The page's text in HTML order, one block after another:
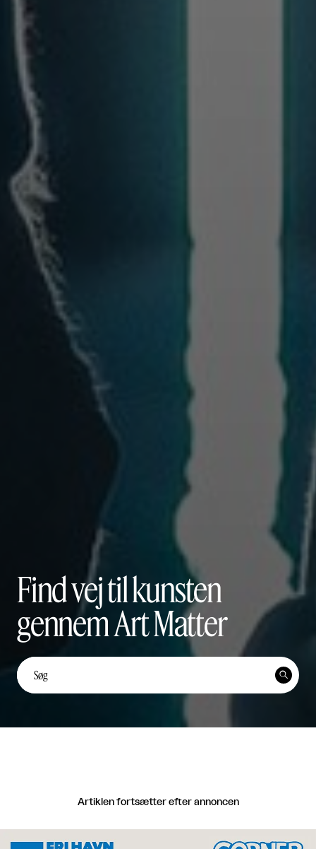
Find vej til kunsten
gennem Art Matter

Unge kunstnerstemmer: Yi
Ten Lai Fernández
Unge Kunstnerstemmer
Artiklen fortsætter efter annoncen